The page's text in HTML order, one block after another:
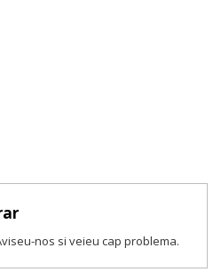
nos si veieu cap problema.